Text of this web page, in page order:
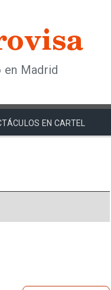
Madrid
EN CARTEL